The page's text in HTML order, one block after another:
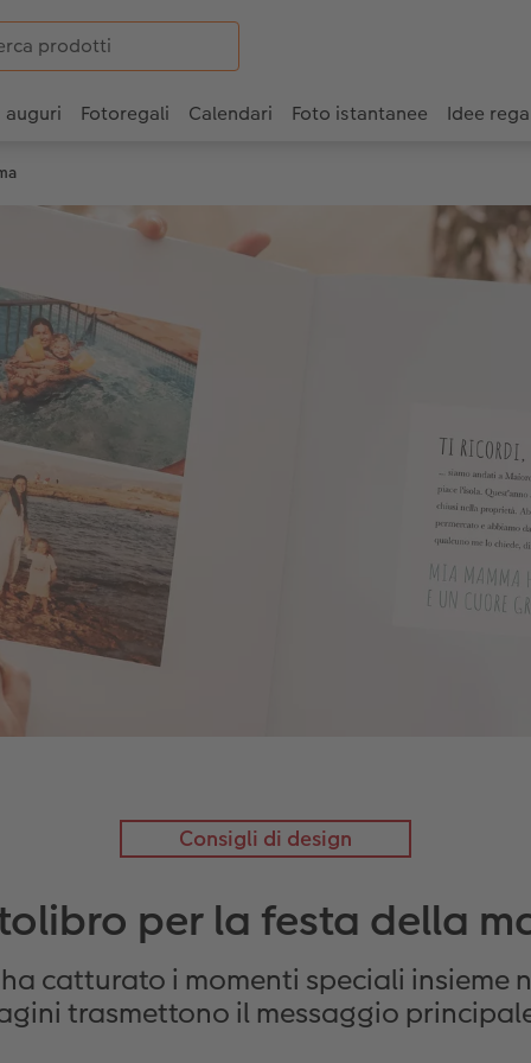
Fotoregali Calendari Foto istantanee Idee
Consigli di design
per la festa della
catturato i momenti speciali insieme
trasmettono il messaggio